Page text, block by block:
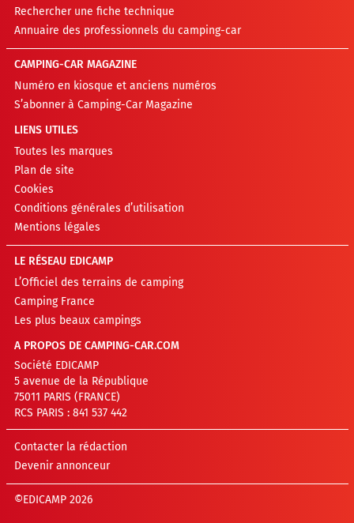
Rechercher une fiche technique
Annuaire des professionnels du camping-car
CAMPING-CAR MAGAZINE
Numéro en kiosque et anciens numéros
S’abonner à Camping-Car Magazine
LIENS UTILES
Toutes les marques
Plan de site
Cookies
Conditions générales d’utilisation
Mentions légales
LE RÉSEAU EDICAMP
L’Officiel des terrains de camping
Camping France
Les plus beaux campings
A PROPOS DE CAMPING-CAR.COM
Société EDICAMP
5 avenue de la République
75011 PARIS (FRANCE)
RCS PARIS : 841 537 442
Contacter la rédaction
Devenir annonceur
©EDICAMP 2026